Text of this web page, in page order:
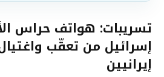
تسريبات: هواتف حراس
إسرائيل من تعقّب
إيرانيين